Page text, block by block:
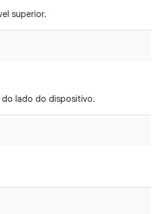
superior.
lado do dispositivo.